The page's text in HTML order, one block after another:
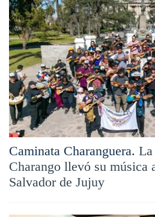
Caminata Charanguera. La
Charango llevó su música
Salvador de Jujuy